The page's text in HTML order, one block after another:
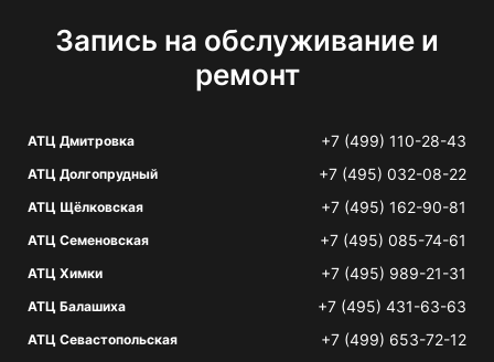
Запись на обслуживание и
ремонт
АТЦ Дмитровка +7 (499) 110-28-43
АТЦ Долгопрудный +7 (495) 032-08-22
АТЦ Щёлковская +7 (495) 162-90-81
АТЦ Семеновская +7 (495) 085-74-61
АТЦ Химки +7 (495) 989-21-31
АТЦ Балашиха +7 (495) 431-63-63
АТЦ Севастопольская +7 (499) 653-72-12